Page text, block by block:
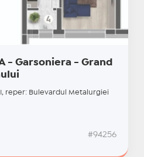
- Garsoniera - Grand
reper: Bulevardul Metalurgiei
#94256